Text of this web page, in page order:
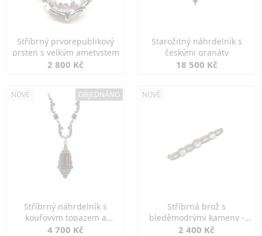
Stříbrný prvorepublikový
prsten s velkým ametystem
2 800 Kč
Starožitný náhrdelník s
českými granáty
18 500 Kč
NOVÉ OBJEDNÁNO
Stříbrný náhrdelník s
kouřovým topazem a
markazity
4 700 Kč
NOVÉ
Stříbrná brož s
bleděmodrými kameny -
jemná elegance
2 400 Kč